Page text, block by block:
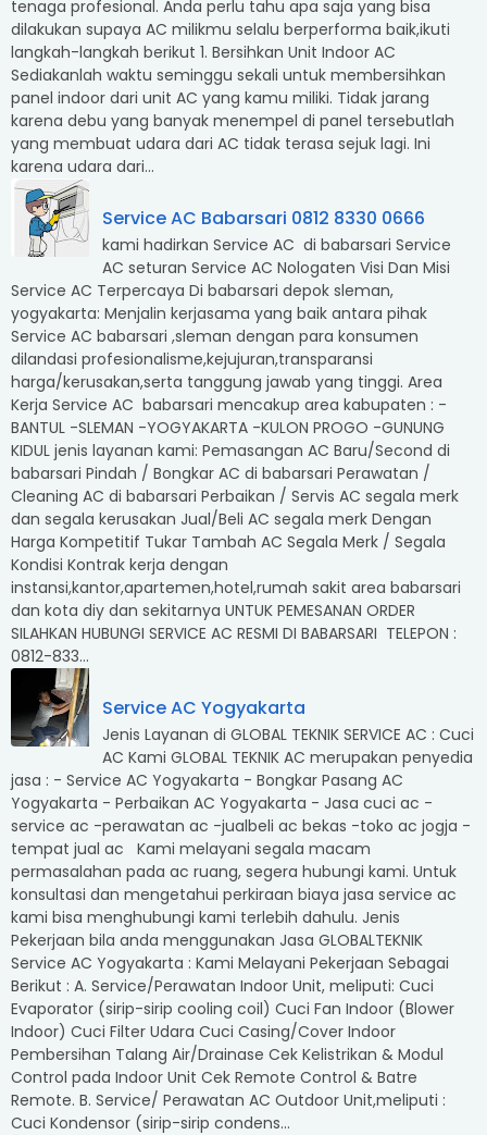
tenaga profesional. Anda perlu tahu apa saja yang bisa
dilakukan supaya AC milikmu selalu berperforma baik,ikuti
langkah-langkah berikut 1. Bersihkan Unit Indoor AC
Sediakanlah waktu seminggu sekali untuk membersihkan
panel indoor dari unit AC yang kamu miliki. Tidak jarang
karena debu yang banyak menempel di panel tersebutlah
yang membuat udara dari AC tidak terasa sejuk lagi. Ini
karena udara dari...
Service AC Babarsari 0812 8330 0666
kami hadirkan Service AC di babarsari Service
AC seturan Service AC Nologaten Visi Dan Misi
Service AC Terpercaya Di babarsari depok sleman,
yogyakarta: Menjalin kerjasama yang baik antara pihak
Service AC babarsari ,sleman dengan para konsumen
dilandasi profesionalisme,kejujuran,transparansi
harga/kerusakan,serta tanggung jawab yang tinggi. Area
Kerja Service AC babarsari mencakup area kabupaten : -
BANTUL -SLEMAN -YOGYAKARTA -KULON PROGO -GUNUNG
KIDUL jenis layanan kami: Pemasangan AC Baru/Second di
babarsari Pindah / Bongkar AC di babarsari Perawatan /
Cleaning AC di babarsari Perbaikan / Servis AC segala merk
dan segala kerusakan Jual/Beli AC segala merk Dengan
Harga Kompetitif Tukar Tambah AC Segala Merk / Segala
Kondisi Kontrak kerja dengan
instansi,kantor,apartemen,hotel,rumah sakit area babarsari
dan kota diy dan sekitarnya UNTUK PEMESANAN ORDER
SILAHKAN HUBUNGI SERVICE AC RESMI DI BABARSARI TELEPON :
0812-833...
Service AC Yogyakarta
Jenis Layanan di GLOBAL TEKNIK SERVICE AC : Cuci
AC Kami GLOBAL TEKNIK AC merupakan penyedia
jasa : - Service AC Yogyakarta - Bongkar Pasang AC
Yogyakarta - Perbaikan AC Yogyakarta - Jasa cuci ac -
service ac -perawatan ac -jualbeli ac bekas -toko ac jogja -
tempat jual ac Kami melayani segala macam
permasalahan pada ac ruang, segera hubungi kami. Untuk
konsultasi dan mengetahui perkiraan biaya jasa service ac
kami bisa menghubungi kami terlebih dahulu. Jenis
Pekerjaan bila anda menggunakan Jasa GLOBALTEKNIK
Service AC Yogyakarta : Kami Melayani Pekerjaan Sebagai
Berikut : A. Service/Perawatan Indoor Unit, meliputi: Cuci
Evaporator (sirip-sirip cooling coil) Cuci Fan Indoor (Blower
Indoor) Cuci Filter Udara Cuci Casing/Cover Indoor
Pembersihan Talang Air/Drainase Cek Kelistrikan & Modul
Control pada Indoor Unit Cek Remote Control & Batre
Remote. B. Service/ Perawatan AC Outdoor Unit,meliputi :
Cuci Kondensor (sirip-sirip condens...